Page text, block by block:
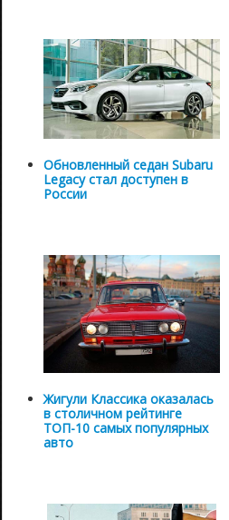
Обновленный седан Subaru
Legacy стал доступен в
России
Жигули Классика оказалась
в столичном рейтинге
ТОП-10 самых популярных
авто